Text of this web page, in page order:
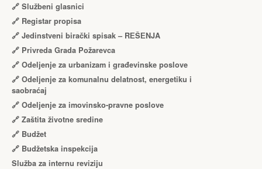
🔗 Službeni glasnici
🔗 Registar propisa
🔗 Jedinstveni birački spisak – RЕŠЕNJA
🔗 Privreda Grada Požarevca
🔗 Odeljenje za urbanizam i građevinske poslove
🔗 Odeljenje za komunalnu delatnost, energetiku i
saobraćaj
🔗 Odeljenje za imovinsko-pravne poslove
🔗 Zaštita životne sredine
🔗 Budžet
🔗 Budžetska inspekcija
Služba za internu reviziju